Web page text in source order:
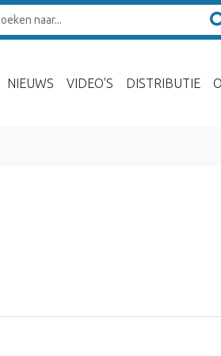
NIEUWS VIDEO'S DISTRIBUTIE